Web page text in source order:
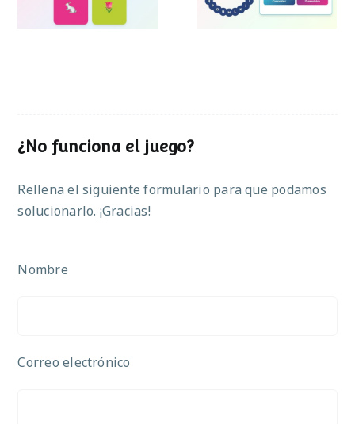
¿No funciona el juego?
Rellena el siguiente formulario para que podamos
solucionarlo. ¡Gracias!
Nombre
Correo electrónico